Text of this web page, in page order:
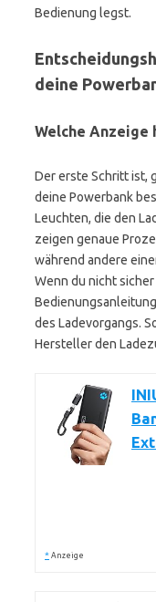
Bedienung legst.
deine
Welche Anzeige
Der erste Schritt ist,
deine Powerbank
Leuchten, die den
zeigen genaue
während andere
Wenn du nicht
des Ladevorgangs.
Hersteller den
* Anzeige